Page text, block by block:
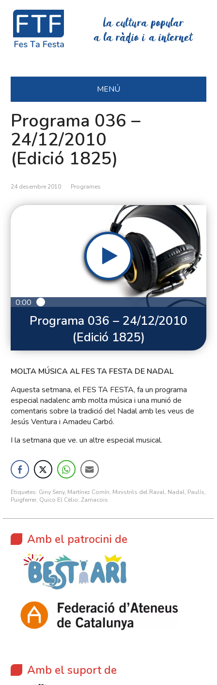
La cultura popular
a la ràdio i a internet
MENÚ
Programa 036 –
24/12/2010
(Edició 1825)
24 desembre 2010 Programes
0:00
Programa 036 – 24/12/2010
(Edició 1825)
MOLTA MÚSICA AL FES TA FESTA DE NADAL
Aquesta setmana, el FES TA FESTA, fa un programa
especial nadalenc amb molta música i una munió de
comentaris sobre la tradició del Nadal amb les veus de
Jesús Ventura i Amadeu Carbó.
I la setmana que ve. un altre especial musical.
Etiquetes: Giny Seny, Martínez Comín, Ministrils del Raval, Nadal, Paulís,
Puigferrer, Quico El Cèlio,Zamacois
Amb el patrocini de
Amb el suport de